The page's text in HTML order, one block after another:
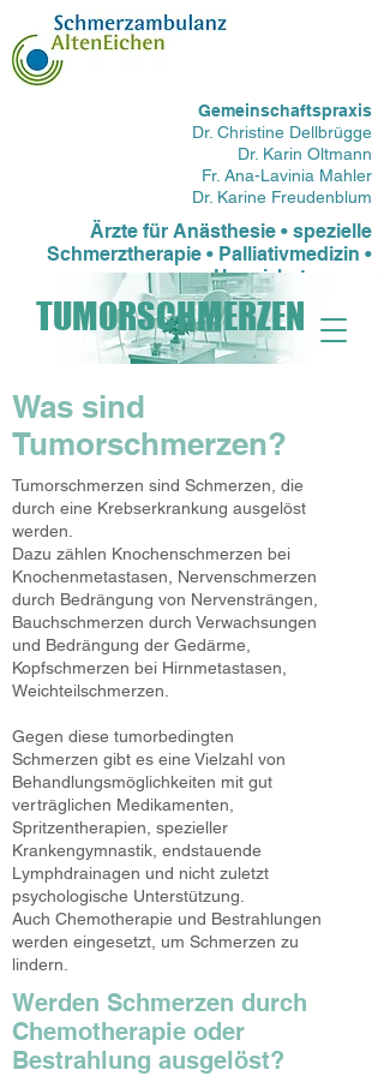
Gemeinschaftspraxis
Dr. Christine Dellbrügge
Dr. Karin Oltmann
Fr. Ana-Lavinia Mahler
Dr. Karine Freudenblum
Ärzte für Anästhesie • spezielle
Schmerztherapie • Palliativmedizin •
Hospizbetreuung
TUMORSCHMERZEN
Was sind
Tumorschmerzen?
Tumorschmerzen sind Schmerzen, die
durch eine Krebserkrankung ausgelöst
werden.
Dazu zählen Knochenschmerzen bei
Knochenmetastasen, Nervenschmerzen
durch Bedrängung von Nervensträngen,
Bauchschmerzen durch Verwachsungen
und Bedrängung der Gedärme,
Kopfschmerzen bei Hirnmetastasen,
Weichteilschmerzen.
Gegen diese tumorbedingten
Schmerzen gibt es eine Vielzahl von
Behandlungsmöglichkeiten mit gut
verträglichen Medikamenten,
Spritzentherapien, spezieller
Krankengymnastik, endstauende
Lymphdrainagen und nicht zuletzt
psychologische Unterstützung.
Auch Chemotherapie und Bestrahlungen
werden eingesetzt, um Schmerzen zu
lindern.
Werden Schmerzen durch
Chemotherapie oder
Bestrahlung ausgelöst?